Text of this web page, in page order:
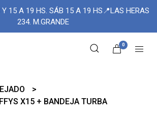
15 A 19 HS. SÁB 15 A 19 HS📍LAS HERAS
234. M.GRANDE
0
X15 + BANDEJA TURBA